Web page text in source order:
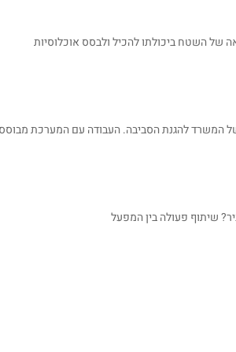
של השטח ביכולתו להכיל ולבסס אוכלוסיות